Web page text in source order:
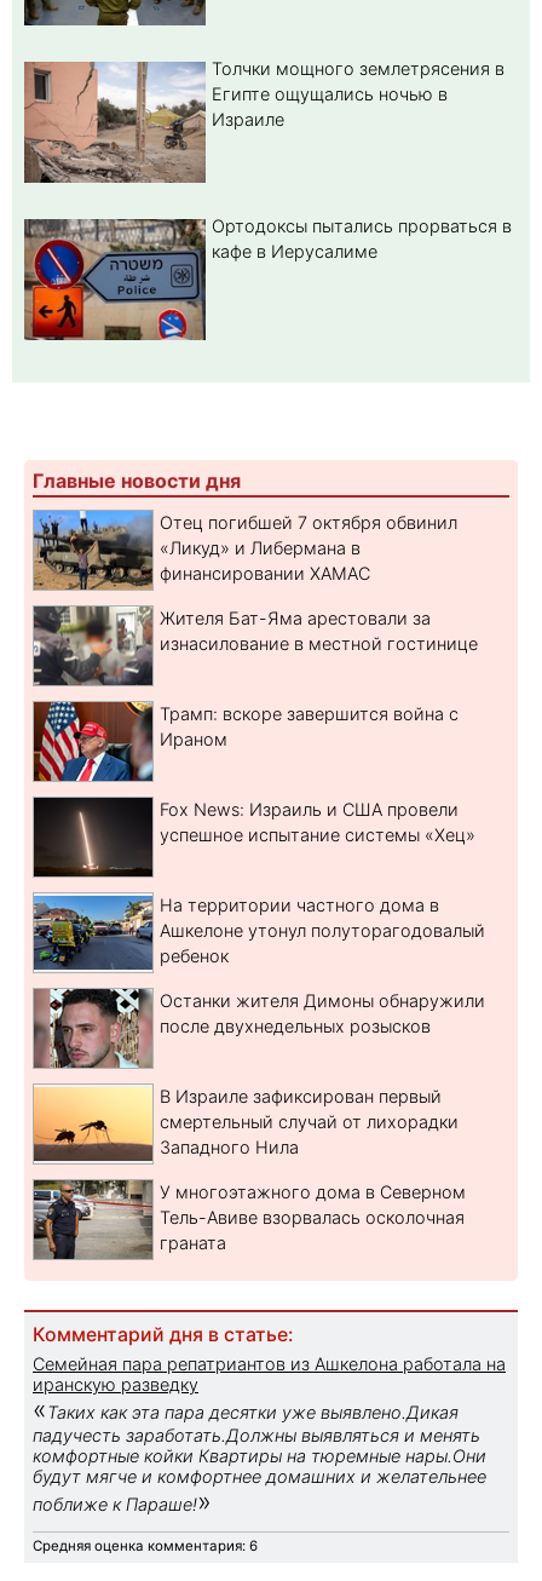
Толчки мощного землетрясения в
Египте ощущались ночью в
Израиле
Ортодоксы пытались прорваться в
кафе в Иерусалиме
Главные новости дня
Отец погибшей 7 октября обвинил
«Ликуд» и Либермана в
финансировании ХАМАС
Жителя Бат-Яма арестовали за
изнасилование в местной гостинице
Трамп: вскоре завершится война с
Ираном
Fox News: Израиль и США провели
успешное испытание системы «Хец»
На территории частного дома в
Ашкелоне утонул полуторагодовалый
ребенок
Останки жителя Димоны обнаружили
после двухнедельных розысков
В Израиле зафиксирован первый
смертельный случай от лихорадки
Западного Нила
У многоэтажного дома в Северном
Тель-Авиве взорвалась осколочная
граната
Комментарий дня в статье:
Семейная пара репатриантов из Ашкелона работала на
иранскую разведку
«Таких как эта пара десятки уже выявлено.Дикая
падучесть заработать.Должны выявляться и менять
комфортные койки Квартиры на тюремные нары.Они
будут мягче и комфортнее домашних и желательнее
поближе к Параше!»
Средняя оценка комментария: 6